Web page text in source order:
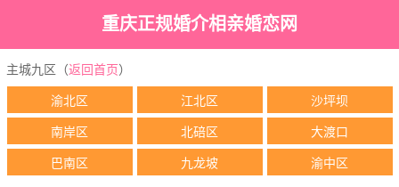
重庆正规婚介相亲婚恋网
主城九区（返回首页 ）
渝北区 江北区 沙坪坝
南岸区 北碚区 大渡口
巴南区 九龙坡 渝中区